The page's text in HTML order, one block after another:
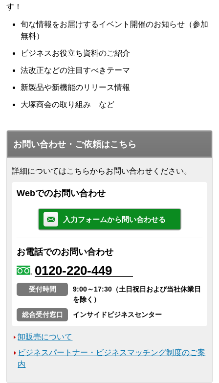
す！
旬な情報をお届けするイベント開催のお知らせ（参加
無料）
ビジネスお役立ち資料のご紹介
法改正などの注目すべきテーマ
新製品や新機能のリリース情報
大塚商会の取り組み など
お問い合わせ・ご依頼はこちら
詳細についてはこちらからお問い合わせください。
Webでのお問い合わせ
入力フォームから問い合わせる
お電話でのお問い合わせ
0120-220-449
受付時間
9:00～17:30（土日祝日および当社休業日
を除く）
総合受付窓口
インサイドビジネスセンター
卸販売について
ビジネスパートナー・ビジネスマッチング制度のご案
内